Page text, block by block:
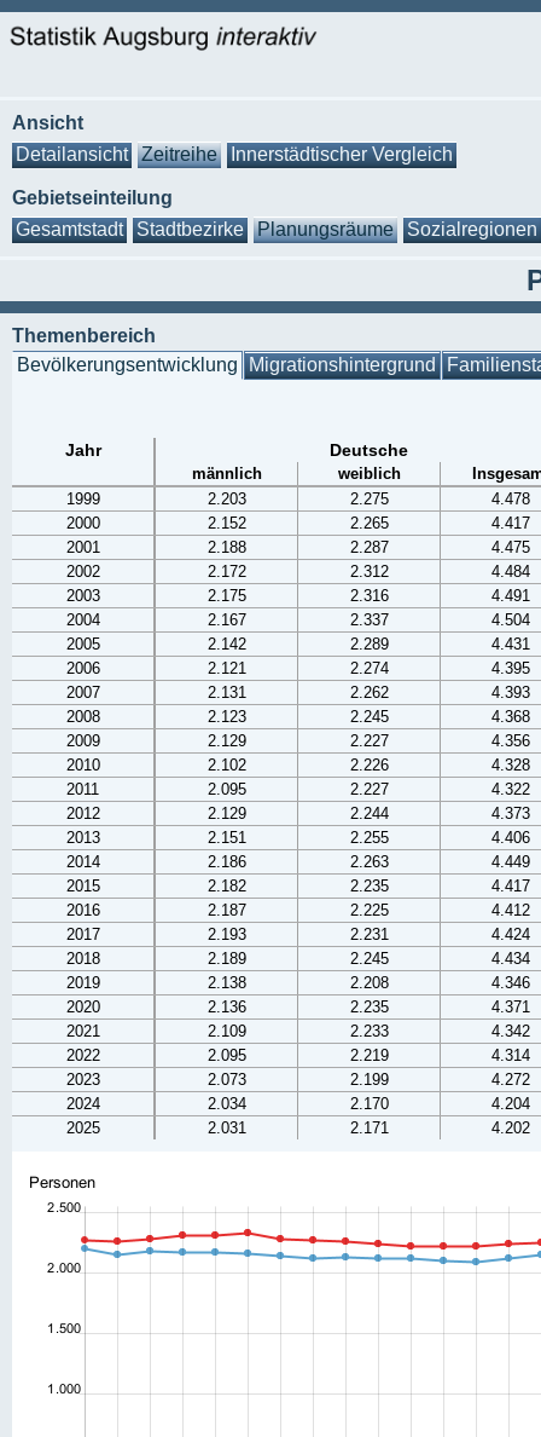
Ansicht
Detailansicht
Zeitreihe Innerstädtischer Vergleich
Gebietseinteilung
Gesamtstadt
Stadtbezirke Planungsräume Sozialregionen
Themenbereich
Bevölkerungsentwicklung Migrationshintergrund
Jahr Deutsche
männlich weiblich
1999
2.203 2.275
4.478
2000
2.152 2.265
4.417
2001
2.188 2.287
4.475
2002
2.172 2.312
4.484
2003
2.175 2.316
4.491
2004
2.167 2.337
4.504
2005
2.142 2.289
4.431
2006
2.121 2.274
4.395
2007
2.131 2.262
4.393
2008
2.123 2.245
4.368
2009
2.129 2.227
4.356
2010
2.102 2.226
4.328
2011
2.095 2.227
4.322
2012
2.129 2.244
4.373
2013
2.151 2.255
4.406
2014
2.186 2.263
4.449
2015
2.182 2.235
4.417
2016
2.187 2.225
4.412
2017
2.193 2.231
4.424
2018
2.189 2.245
4.434
2019
2.138 2.208
4.346
2020
2.136 2.235
4.371
2021
2.109 2.233
4.342
2022
2.095 2.219
4.314
2023
2.073 2.199
4.272
2024
2.034 2.170
4.204
2025
2.031 2.171 4.202